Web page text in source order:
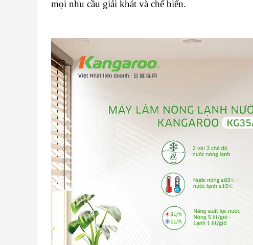
mọi nhu cầu giải khát và chế biến.